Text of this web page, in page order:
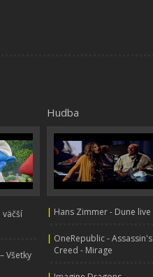
väčší
Všetky
Hudba
| Hans Zimmer - Dune live
| OneRepublic - Assassin's
Creed - Mirage